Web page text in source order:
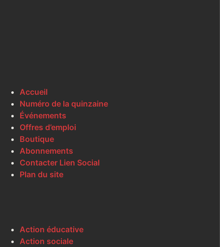
Accueil
Numéro de la quinzaine
Événements
Offres d’emploi
Boutique
Abonnements
Contacter Lien Social
Plan du site
Action éducative
Action sociale